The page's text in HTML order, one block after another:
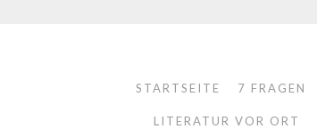
STARTSEITE 7 FRAGEN
LITERATUR VOR ORT